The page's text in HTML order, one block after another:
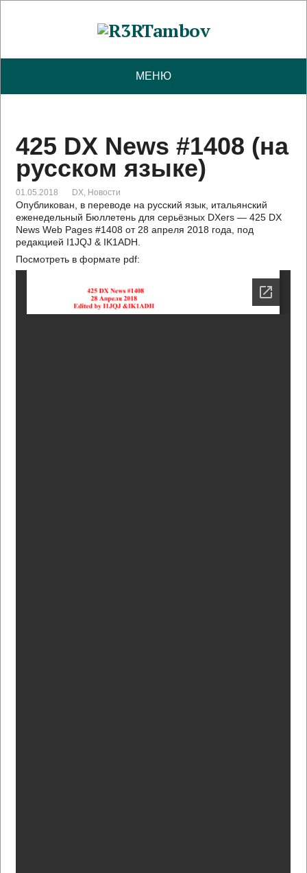
МЕНЮ
425 DX News #1408 (на
русском языке)
01.05.2018 DX, Новости
Опубликован, в переводе на русский язык, итальянский
еженедельный Бюллетень для серьёзных DXers — 425 DX
News Web Pages #1408 от 28 апреля 2018 года, под
редакцией I1JQJ & IK1ADH.
Посмотреть в формате pdf: